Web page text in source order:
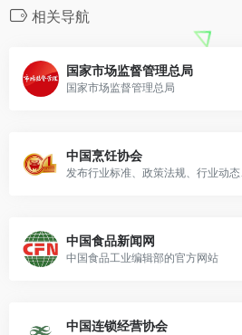
相关导航
国家市场监督管理总局
国家市场监督管理总局
中国烹饪协会
中国食品新闻网
中国食品工业编辑部的官方网站
中国连锁经营协会